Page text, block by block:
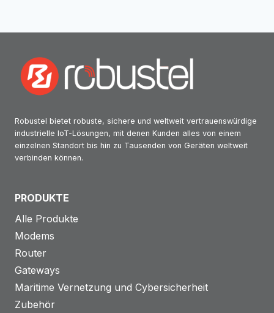
Robustel bietet robuste, sichere und weltweit vertrauenswürdige
industrielle IoT-Lösungen, mit denen Kunden alles von einem
einzelnen Standort bis hin zu Tausenden von Geräten weltweit
verbinden können.
PRODUKTE
Alle Produkte
Modems
Router
Gateways
Maritime Vernetzung und Cybersicherheit
Zubehör